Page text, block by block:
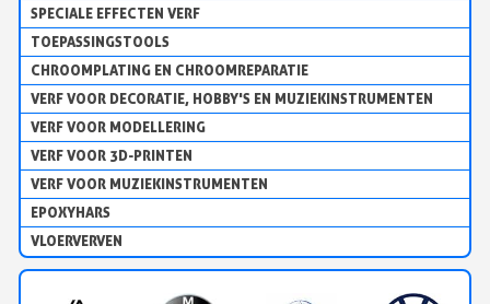
SPECIALE EFFECTEN VERF
TOEPASSINGSTOOLS
CHROOMPLATING EN CHROOMREPARATIE
VERF VOOR DECORATIE, HOBBY'S EN MUZIEKINSTRUMENTEN
VERF VOOR MODELLERING
VERF VOOR 3D-PRINTEN
VERF VOOR MUZIEKINSTRUMENTEN
EPOXYHARS
VLOERVERVEN